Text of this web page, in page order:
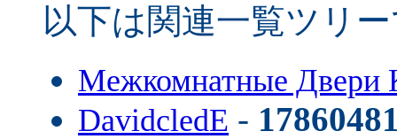
以下は関連一覧ツリ
Межкомнатные Двери
DavidcledE -